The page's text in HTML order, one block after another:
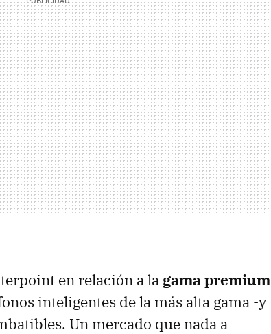
en relación a la gama premium
inteligentes de la más alta gama -y
Un mercado que nada a